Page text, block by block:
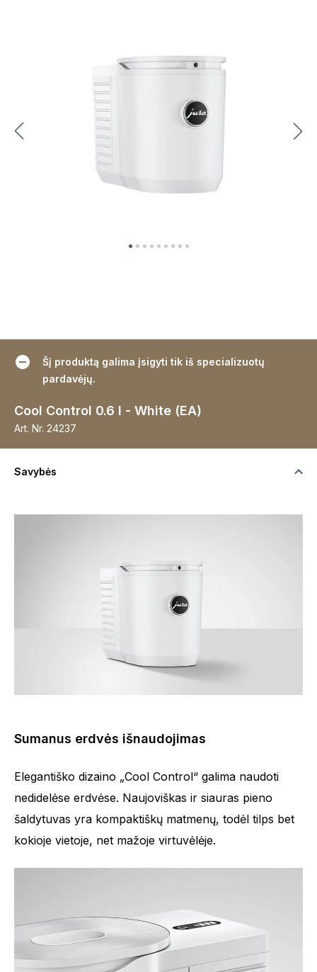
Šį produktą galima įsigyti tik iš specializuotų
pardavėjų.
Cool Control 0.6 l - White (EA)
Art. Nr. 24237
Savybės
Sumanus erdvės išnaudojimas
Elegantiško dizaino „Cool Control“ galima naudoti
nedidelėse erdvėse. Naujoviškas ir siauras pieno
šaldytuvas yra kompaktiškų matmenų, todėl tilps bet
kokioje vietoje, net mažoje virtuvėlėje.